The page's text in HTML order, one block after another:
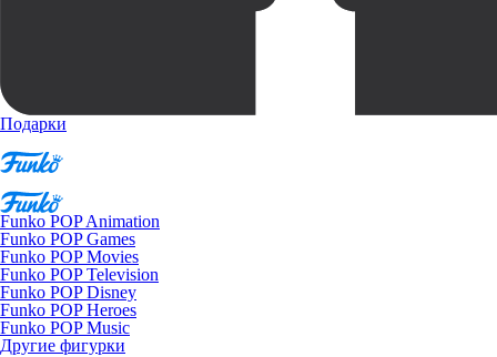
Подарки
Funko POP Animation
Funko POP Games
Funko POP Movies
Funko POP Television
Funko POP Disney
Funko POP Heroes
Funko POP Music
Другие фигурки